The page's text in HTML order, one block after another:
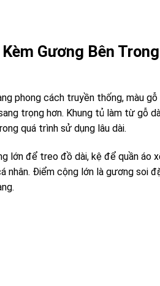
Gương Bên
phong cách truyền thống, màu
trọng hơn. Khung tủ làm từ gỗ
quá trình sử dụng lâu dài.
lớn để treo đồ dài, kệ để quần áo
nhân. Điểm cộng lớn là gương soi